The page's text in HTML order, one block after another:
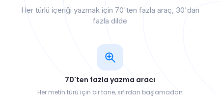
Her türlü içeriği yazmak için 70'ten fazla araç, 30'dan
fazla dilde
70'ten fazla yazma aracı
Her metin türü için bir tane, sıfırdan başlamadan